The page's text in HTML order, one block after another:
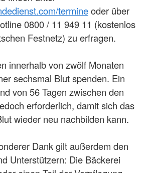
termineoder über
0800 / 11 949 11 (kostenlos
Festnetz) zu erfragen.
innerhalb von zwölf Monaten
sechsmal Blut spenden. Ein
von 56 Tagen zwischen den
erforderlich, damit sich das
wieder neu nachbilden kann.
Dank gilt außerdem den
Unterstützern: Die Bäckerei